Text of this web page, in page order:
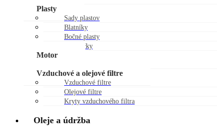
Plasty
Sady plastov
Blatníky
Bočné plasty
Chráničky
Motor
Vzduchové a olejové filtre
Vzduchové filtre
Olejové filtre
Kryty vzduchového filtra
Oleje a údržba